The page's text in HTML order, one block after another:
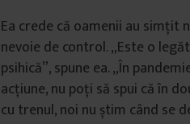
Ea crede că oamenii au simțit
nevoie de control. „Este o
psihică”, spune ea. „În
acțiune, nu poți să spui că în
cu trenul, noi nu știm când se